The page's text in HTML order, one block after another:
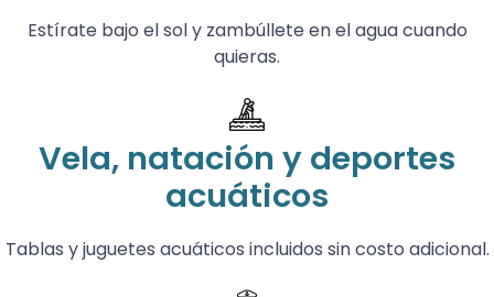
Estírate bajo el sol y zambúllete en el agua cuando
quieras.
Vela, natación y deportes
acuáticos
Tablas y juguetes acuáticos incluidos sin costo adicional.